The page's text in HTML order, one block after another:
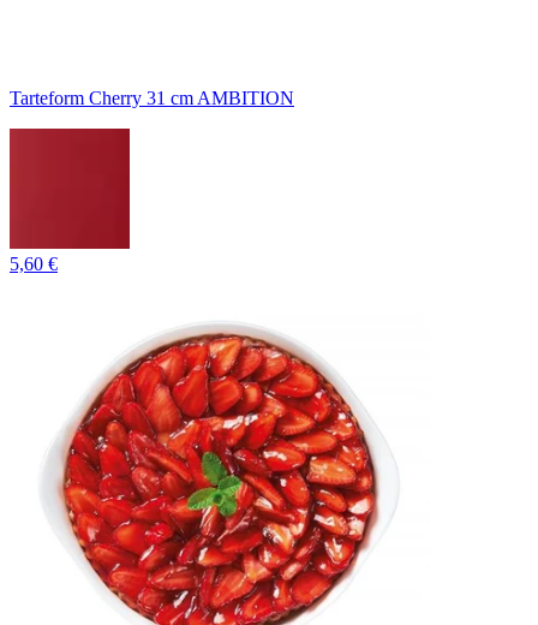
Tarteform Cherry 31 cm AMBITION
5,60 €